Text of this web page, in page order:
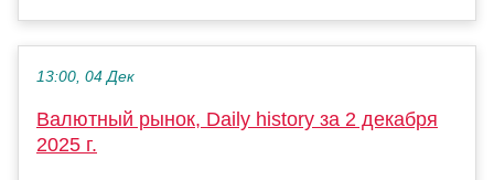
13:00, 04 Дек
Валютный рынок, Daily history за 2 декабря
2025 г.